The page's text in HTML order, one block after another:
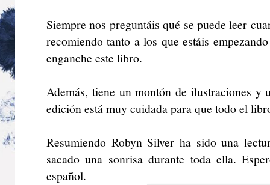
Siempre nos preguntáis qué se puede leer
recomiendo tanto a los que estáis
enganche este libro.
Además, tiene un montón de ilustraciones
edición está muy cuidada para que todo el
Resumiendo Robyn Silver ha sido una
sacado una sonrisa durante toda ella.
español.